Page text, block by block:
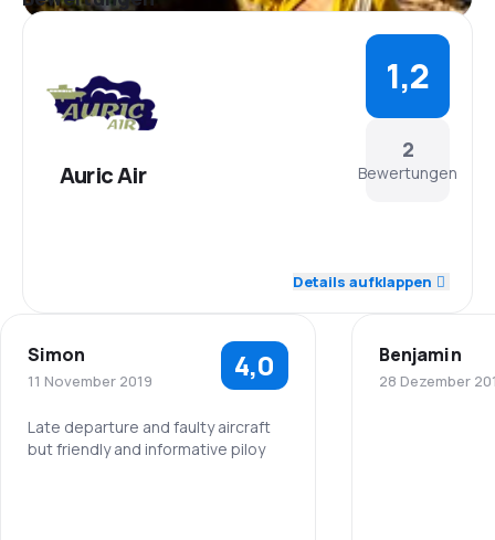
Auric Air
2
Bewertungen
1,2
Flugnetz 1,0
Ticketpreise
Details aufklappen
Simon
11 November 2019 4,0
Late departure and faulty aircraft
but friendly and informative piloy
Benjamin
28 Dezember